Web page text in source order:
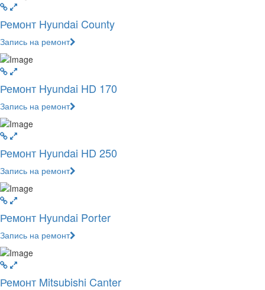
Ремонт Hyundai County
Запись на ремонт
Ремонт Hyundai HD 170
Запись на ремонт
Ремонт Hyundai HD 250
Запись на ремонт
Ремонт Hyundai Porter
Запись на ремонт
Ремонт Mitsubishi Canter